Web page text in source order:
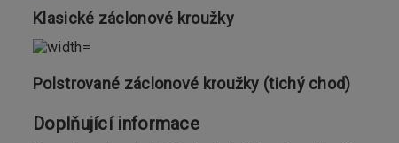
Klasické záclonové kroužky
Polstrované záclonové kroužky (tichý chod)
Doplňující informace